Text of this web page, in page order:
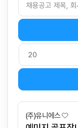
(주)유니에스